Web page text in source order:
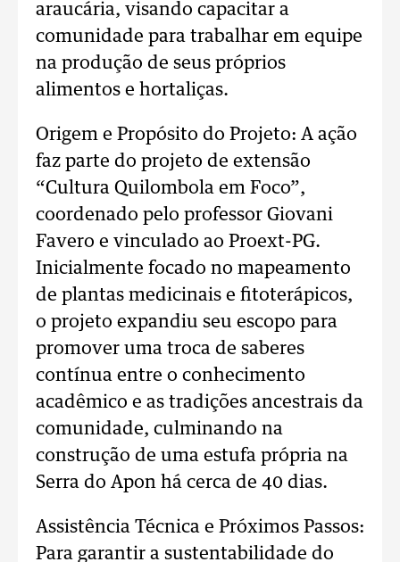
araucária, visando capacitar a
comunidade para trabalhar em equipe
na produção de seus próprios
alimentos e hortaliças.
Origem e Propósito do Projeto: A ação
faz parte do projeto de extensão
“Cultura Quilombola em Foco”,
coordenado pelo professor Giovani
Favero e vinculado ao Proext-PG.
Inicialmente focado no mapeamento
de plantas medicinais e fitoterápicos,
o projeto expandiu seu escopo para
promover uma troca de saberes
contínua entre o conhecimento
acadêmico e as tradições ancestrais da
comunidade, culminando na
construção de uma estufa própria na
Serra do Apon há cerca de 40 dias.
Assistência Técnica e Próximos Passos:
Para garantir a sustentabilidade do